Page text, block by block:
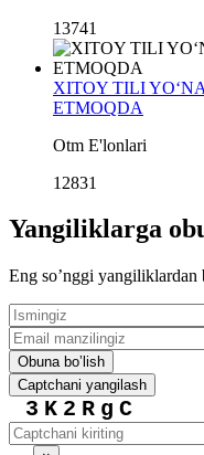
13741
XITOY TILI
ETMOQDA
Otm E'lonlari
12831
Yangiliklarga
Eng soʼnggi
Obuna boʼlish
Captchani yangilash
3K2RgC